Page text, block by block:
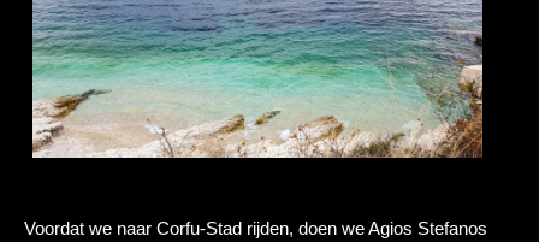
Voordat we naar Corfu-Stad rijden, doen we Agios Stefanos